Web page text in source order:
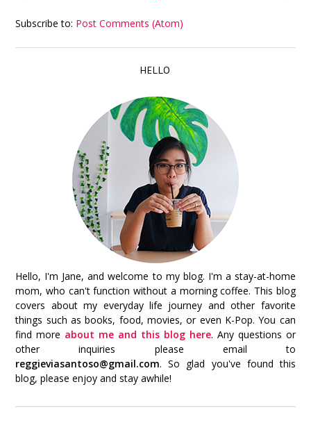
Subscribe to: Post Comments (Atom)
HELLO
Hello, I'm Jane, and welcome to my blog. I'm a stay-at-home
mom, who can't function without a morning coffee. This blog
covers about my everyday life journey and other favorite
things such as books, food, movies, or even K-Pop. You can
find more about me and this blog here. Any questions or
other inquiries please email to
reggieviasantoso@gmail.com. So glad you've found this
blog, please enjoy and stay awhile!